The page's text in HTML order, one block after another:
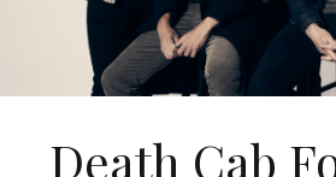
Death Cab